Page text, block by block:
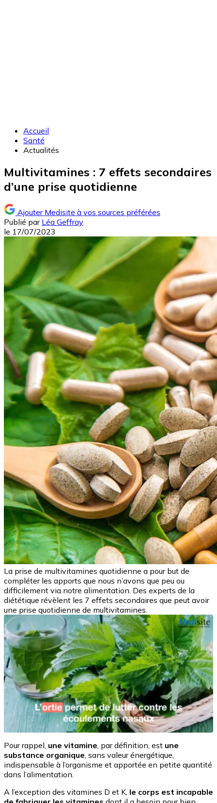
Accueil
Santé
Actualités
Multivitamines : 7 effets secondaires
d’une prise quotidienne
Ajouter Medisite à vos sources préférées
Publié par Léa Geffray
le 17/07/2023
La prise de multivitamines quotidienne a pour but de
compléter les apports que nous n’avons que peu ou
difficilement via notre alimentation. Des experts de la
diététique révèlent les 7 effets secondaires que peut avoir
une prise quotidienne de multivitamines.
Pour rappel, une vitamine, par définition, est une
substance organique, sans valeur énergétique,
indispensable à l’organisme et apportée en petite quantité
dans l’alimentation.
A l’exception des vitamines D et K, le corps est incapable